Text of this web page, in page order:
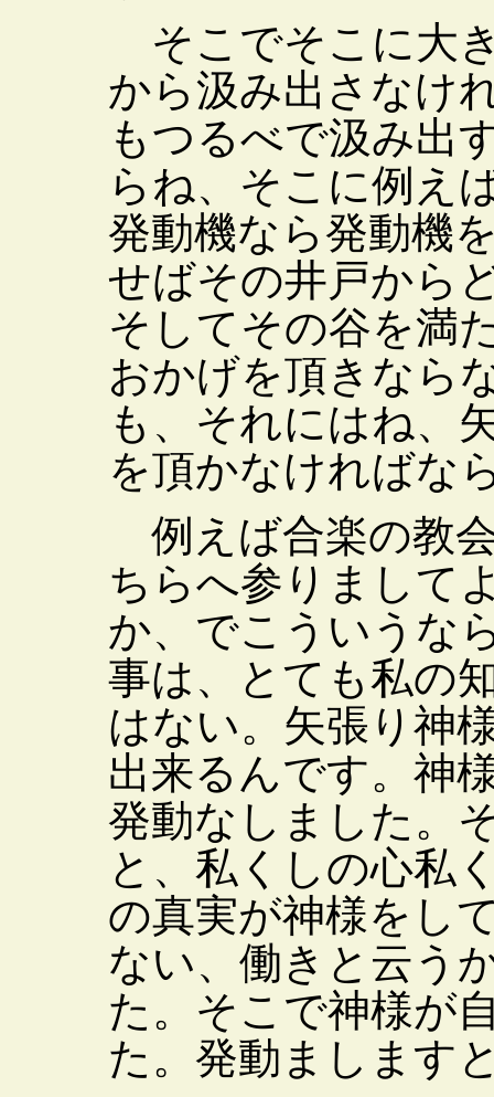
そこでそこに大
から汲み出さなけ
もつるべで汲み出
らね、そこに例え
発動機なら発動機
せばその井戸から
そしてその谷を満
おかげを頂きなら
も、それにはね、
を頂かなければな
例えば合楽の教
ちらへ参りまして
か、でこういうな
事は、とても私の
はない。矢張り神
出来るんです。神
発動なしました。
と、私くしの心私
の真実が神様をし
ない、働きと云う
た。そこで神様が
た。発動まします